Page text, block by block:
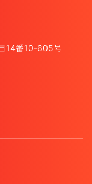
14番10-605号